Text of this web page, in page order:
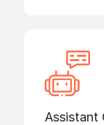
Assistant